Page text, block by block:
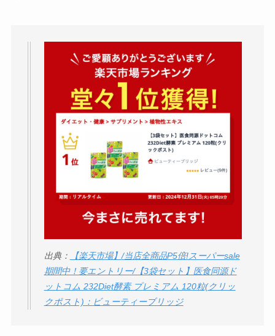
出典：
【楽天市場】/当店全商品P5倍!スーパーsale
期間中！要エントリー/【3袋セット】医食同源ド
ットコム 232Diet酵素 プレミアム 120粒(クリッ
クポスト)：ビューティーブリッジ